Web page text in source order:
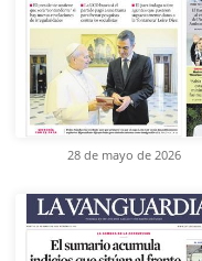
28 de mayo de 2026